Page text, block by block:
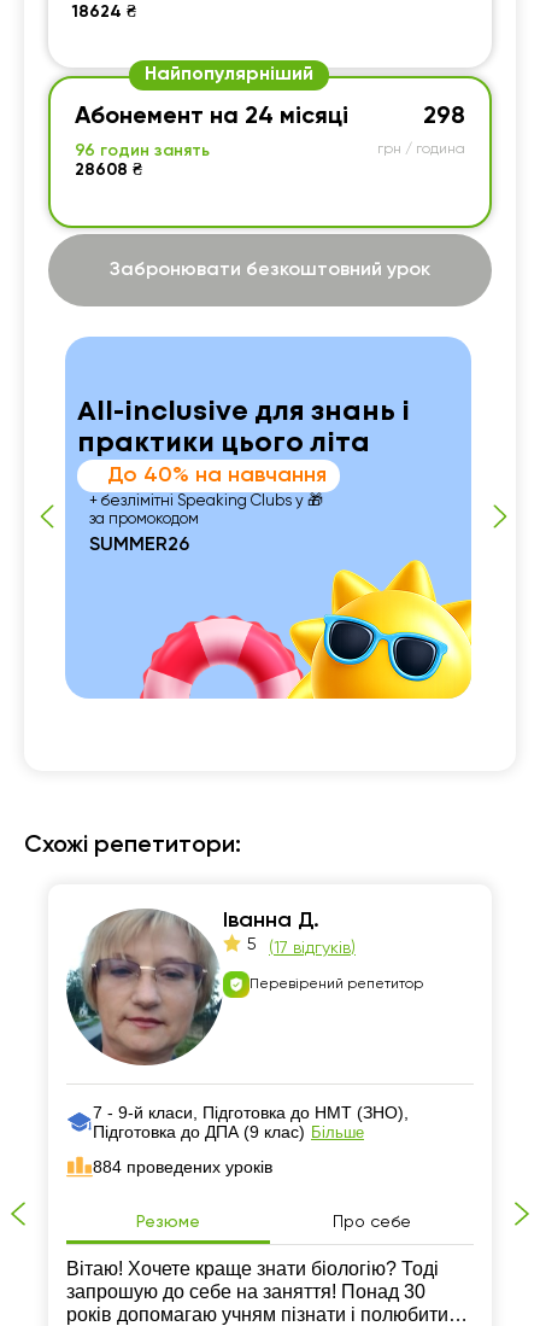
18624 ₴
Найпопулярніший
Абонемент на 24 місяці
96 годин занять
28608 ₴
298
грн / година
Забронювати безкоштовний урок
All-inclusive для знань і
практики цього літа
До 40% на навчання
+ безлімітні Speaking Clubs у 🎁
за промокодом
SUMMER26
Схожі репетитори:
Іванна Д.
5 (17 відгуків)
Перевірений репетитор
7 - 9-й класи, Підготовка до НМТ (ЗНО),
Підготовка до ДПА (9 клас) Більше
884 проведених уроків
Резюме Про себе
Вітаю! Хочете краще знати біологію? Тоді
запрошую до себе на заняття! Понад 30
років допомагаю учням пізнати і полюбити